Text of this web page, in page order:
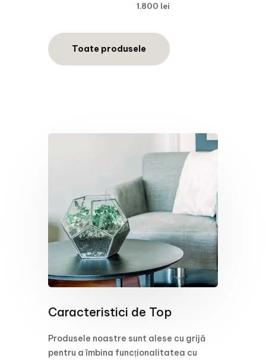
1.800 lei
Toate produsele
Caracteristici de Top
Produsele noastre sunt alese cu grijă
pentru a îmbina funcționalitatea cu